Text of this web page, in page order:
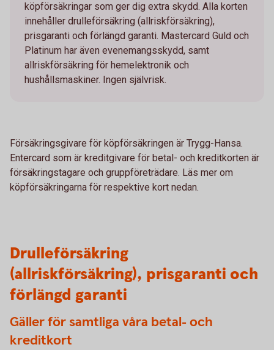
köpförsäkringar som ger dig extra skydd. Alla korten
innehåller drulleförsäkring (allriskförsäkring),
prisgaranti och förlängd garanti. Mastercard Guld och
Platinum har även evenemangsskydd, samt
allriskförsäkring för hemelektronik och
hushållsmaskiner. Ingen självrisk.
Försäkringsgivare för köpförsäkringen är Trygg-Hansa.
Entercard som är kreditgivare för betal- och kreditkorten är
försäkringstagare och gruppföreträdare. Läs mer om
köpförsäkringarna för respektive kort nedan.
Drulleförsäkring
(allriskförsäkring), prisgaranti och
förlängd garanti
Gäller för samtliga våra betal- och
kreditkort